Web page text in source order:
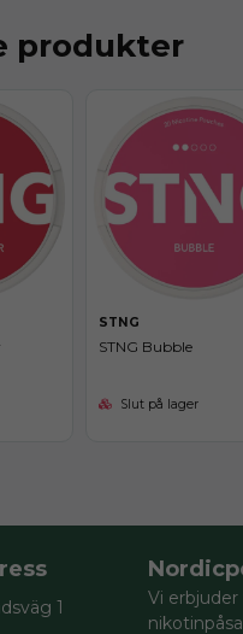
produkter
STNG
STNG Bubble
Slut på lager
1
Vi